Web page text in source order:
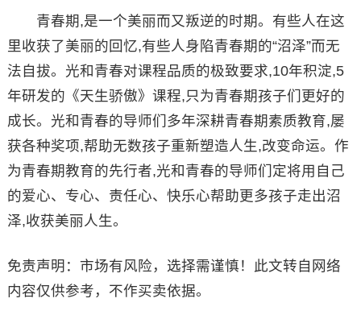
青春期,是一个美丽而又叛逆的时期。有些人在这
里收获了美丽的回忆,有些人身陷青春期的“沼泽”而无
法自拔。光和青春对课程品质的极致要求,10年积淀,5
年研发的《天生骄傲》课程,只为青春期孩子们更好的
成长。光和青春的导师们多年深耕青春期素质教育,屡
获各种奖项,帮助无数孩子重新塑造人生,改变命运。作
为青春期教育的先行者,光和青春的导师们定将用自己
的爱心、专心、责任心、快乐心帮助更多孩子走出沼
泽,收获美丽人生。
免责声明：市场有风险，选择需谨慎！此文转自网络
内容仅供参考，不作买卖依据。